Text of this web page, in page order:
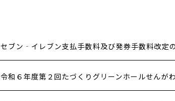
セブン‐イレブン支払手数料及び発券手数料改定
令和６年度第２回たづくりグリーンホールせんが